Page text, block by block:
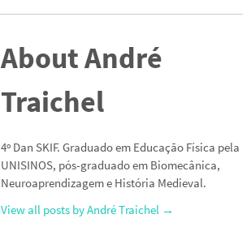
About André
Traichel
4º Dan SKIF. Graduado em Educação Física pela
UNISINOS, pós-graduado em Biomecânica,
Neuroaprendizagem e História Medieval.
View all posts by André Traichel →